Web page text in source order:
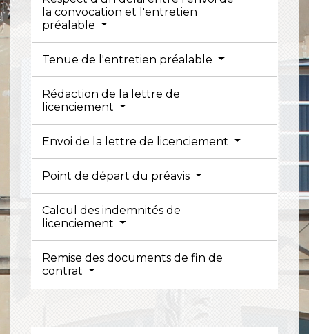
la convocation et l'entretien
préalable
Tenue de l'entretien préalable
Rédaction de la lettre de
licenciement
Envoi de la lettre de licenciement
Point de départ du préavis
Calcul des indemnités de
licenciement
Remise des documents de fin de
contrat